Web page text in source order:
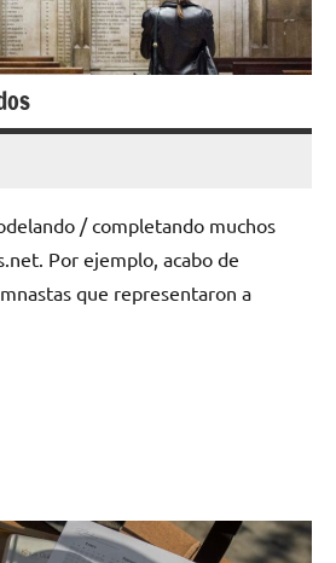
/ completando muchos
Por ejemplo, acabo de
que representaron a